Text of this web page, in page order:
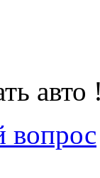
авто
вопрос